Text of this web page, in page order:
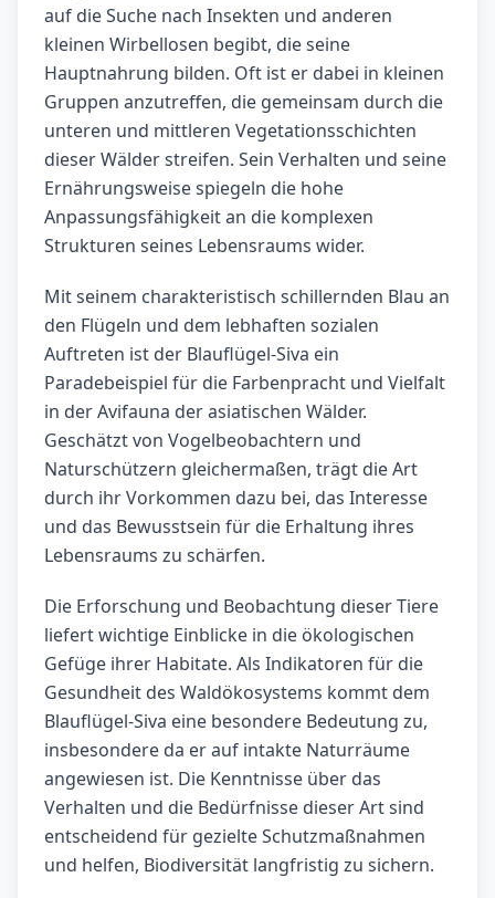
auf die Suche nach Insekten und anderen
kleinen Wirbellosen begibt, die seine
Hauptnahrung bilden. Oft ist er dabei in kleinen
Gruppen anzutreffen, die gemeinsam durch die
unteren und mittleren Vegetationsschichten
dieser Wälder streifen. Sein Verhalten und seine
Ernährungsweise spiegeln die hohe
Anpassungsfähigkeit an die komplexen
Strukturen seines Lebensraums wider.
Mit seinem charakteristisch schillernden Blau an
den Flügeln und dem lebhaften sozialen
Auftreten ist der Blauflügel-Siva ein
Paradebeispiel für die Farbenpracht und Vielfalt
in der Avifauna der asiatischen Wälder.
Geschätzt von Vogelbeobachtern und
Naturschützern gleichermaßen, trägt die Art
durch ihr Vorkommen dazu bei, das Interesse
und das Bewusstsein für die Erhaltung ihres
Lebensraums zu schärfen.
Die Erforschung und Beobachtung dieser Tiere
liefert wichtige Einblicke in die ökologischen
Gefüge ihrer Habitate. Als Indikatoren für die
Gesundheit des Waldökosystems kommt dem
Blauflügel-Siva eine besondere Bedeutung zu,
insbesondere da er auf intakte Naturräume
angewiesen ist. Die Kenntnisse über das
Verhalten und die Bedürfnisse dieser Art sind
entscheidend für gezielte Schutzmaßnahmen
und helfen, Biodiversität langfristig zu sichern.